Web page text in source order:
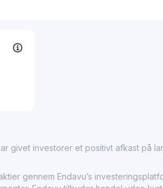
givet investorer et positivt afkast på
gennem Endavu’s